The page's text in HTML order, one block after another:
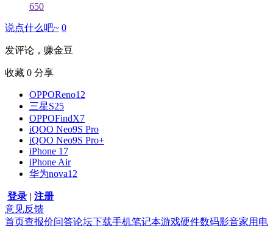
650
说点什么吧~ 0
发评论，赚金豆
收藏 0 分享
OPPOReno12
三星S25
OPPOFindX7
iQOO Neo9S Pro
iQOO Neo9S Pro+
iPhone 17
iPhone Air
华为nova12
登录 | 注册
意见反馈
首页查报价问答论坛下载手机笔记本游戏硬件数码影音家用电